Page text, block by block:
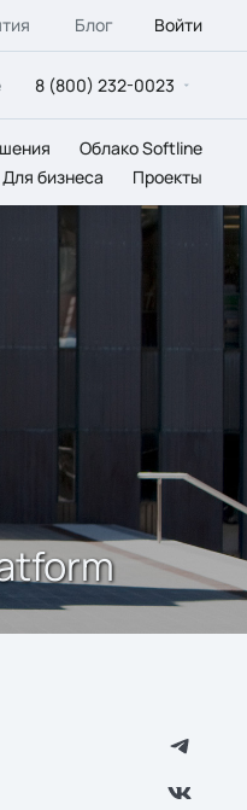
Блог Войти
8 (800) 232-0023
Облако Softline
Для бизнеса Проекты